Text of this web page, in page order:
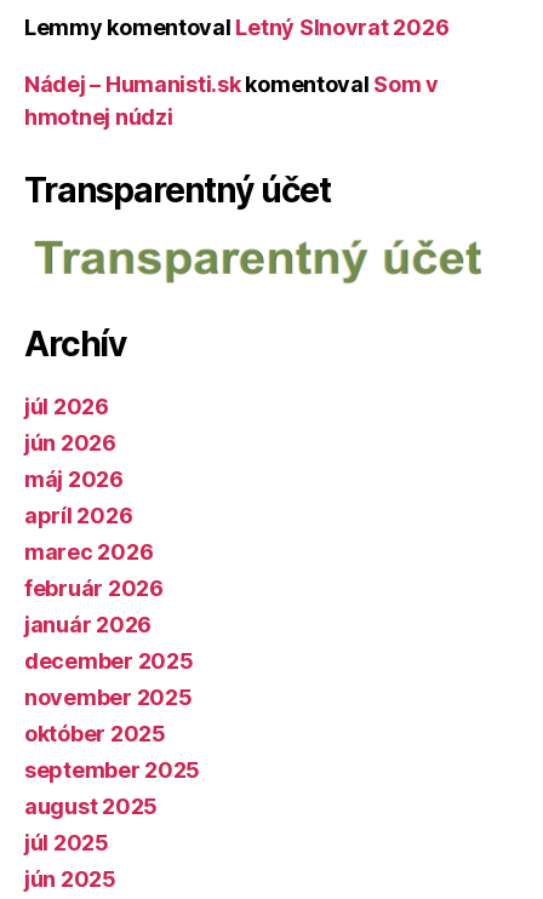
Lemmy komentoval Letný Slnovrat 2026
Nádej – Humanisti.skkomentoval Som v
hmotnej núdzi
Transparentný účet
Archív
júl 2026
jún 2026
máj 2026
apríl 2026
marec 2026
február 2026
január 2026
december 2025
november 2025
október 2025
september 2025
august 2025
júl 2025
jún 2025